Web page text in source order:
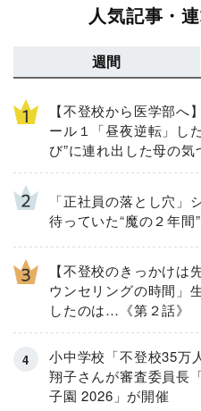
人気記事・
週間
【不登校から医学部へ
ール１「昼夜逆転」し
び”に連れ出した母の気
「正社員の落とし穴」
待っていた“魔の２年間”
【不登校のきっかけは
ウンセリングの時間」
したのは…《第２話》
小中学校「不登校35
翔子さんが審査委員長
子園 2026」が開催